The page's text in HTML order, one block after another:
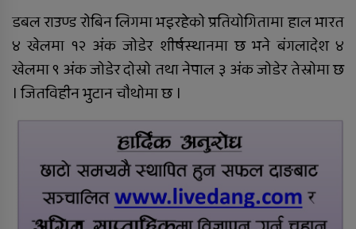
तुलसीपुरमा मोटरसाइकल र स्कुटी
ठोक्किँदा युवतीको मृत्यु
राप्ती आधारभूत अस्पतालमा शुक्रबार
निःशुल्क विशेषज्ञ स्वास्थ्य शिविर
सञ्चालन हुने
डबल राउण्ड रोबिन लिगमा भइरहेको प्रतियोगितामा हाल भारत
४ खेलमा १२ अंक जोडेर शीर्षस्थानमा छ भने बंगलादेश ४
खेलमा ९ अंक जोडेर दोस्रो तथा नेपाल ३ अंक जोडेर तेस्रोमा छ
। जितविहीन भुटान चौथोमा छ ।